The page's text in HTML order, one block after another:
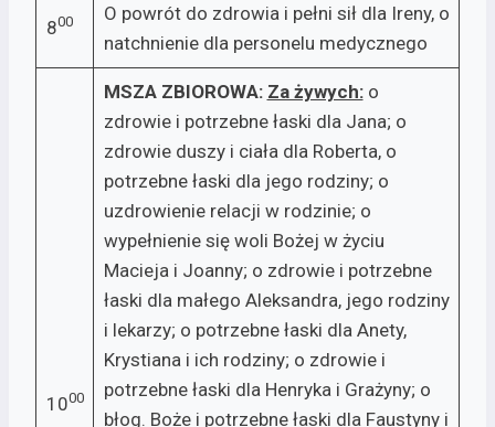
800
O powrót do zdrowia i pełni sił dla Ireny, o
natchnienie dla personelu medycznego
1000
MSZA ZBIOROWA: Za żywych:­o
zdrowie i potrzebne łaski dla Jana; o
zdrowie duszy i ciała dla Roberta, o
potrzebne łaski dla jego rodziny; o
uzdrowienie relacji w rodzinie; o
wypełnienie się woli Bożej w życiu
Macieja i Joanny; o zdrowie i potrzebne
łaski dla małego Aleksandra, jego rodziny
i lekarzy; o potrzebne łaski dla Anety,
Krystiana i ich rodziny; o zdrowie i
potrzebne łaski dla Henryka i Grażyny; o
błog. Boże i potrzebne łaski dla Faustyny i